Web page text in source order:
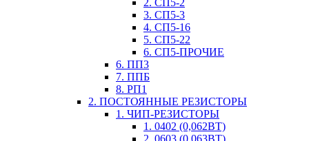
2. СП5-2
3. СП5-3
4. СП5-16
5. СП5-22
6. СП5-ПРОЧИЕ
6. ПП3
7. ППБ
8. РП1
2. ПОСТОЯННЫЕ РЕЗИСТОРЫ
1. ЧИП-РЕЗИСТОРЫ
1. 0402 (0,062ВТ)
2. 0603 (0,063ВТ)